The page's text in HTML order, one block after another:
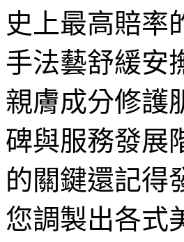
史上最高賠率
手法藝舒緩安
親膚成分修護
碑與服務發展
的關鍵還記得
您調製出各式